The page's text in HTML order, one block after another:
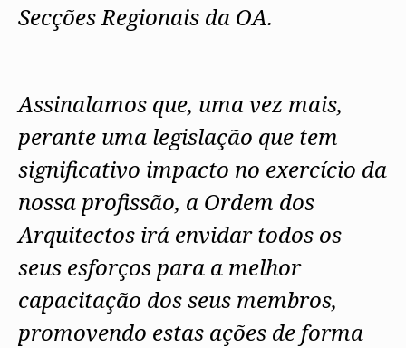
Secções Regionais da OA.
Assinalamos que, uma vez mais,
perante uma legislação que tem
significativo impacto no exercício da
nossa profissão, a Ordem dos
Arquitectos irá envidar todos os
seus esforços para a melhor
capacitação dos seus membros,
promovendo estas ações de forma